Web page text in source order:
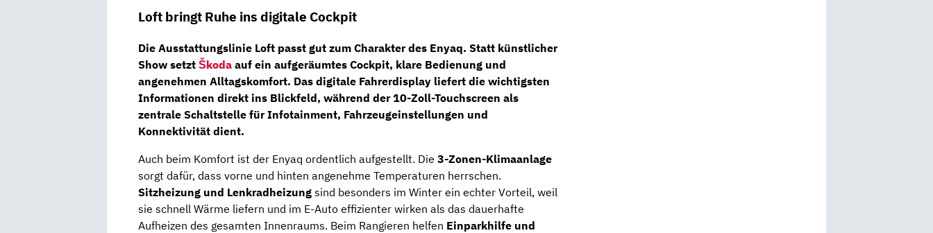
Loft bringt Ruhe ins digitale Cockpit
Die Ausstattungslinie Loft passt gut zum Charakter des Enyaq. Statt künstlicher
Show setzt Škoda auf ein aufgeräumtes Cockpit, klare Bedienung und
angenehmen Alltagskomfort. Das digitale Fahrerdisplay liefert die wichtigsten
Informationen direkt ins Blickfeld, während der10-Zoll-Touchscreen als
zentrale Schaltstelle für Infotainment, Fahrzeugeinstellungen und
Konnektivität dient.
Auch beim Komfort ist der Enyaq ordentlich aufgestellt. Die 3-Zonen-Klimaanlage
sorgt dafür, dass vorne und hinten angenehme Temperaturen herrschen.
Sitzheizung und Lenkradheizung sind besonders im Winter ein echter Vorteil, weil
sie schnell Wärme liefern und im E-Auto effizienter wirken als das dauerhafte
Aufheizen des gesamten Innenraums. Beim Rangieren helfen Einparkhilfe und